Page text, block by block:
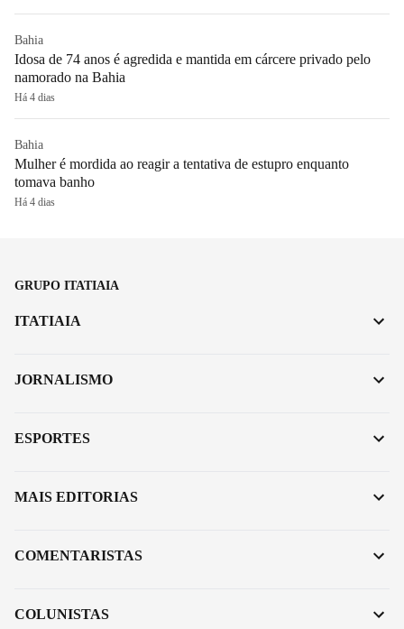
Bahia
Idosa de 74 anos é agredida e mantida em cárcere privado pelo
namorado na Bahia
Há 4 dias
Bahia
Mulher é mordida ao reagir a tentativa de estupro enquanto
tomava banho
Há 4 dias
GRUPO ITATIAIA
ITATIAIA
JORNALISMO
ESPORTES
MAIS EDITORIAS
COMENTARISTAS
COLUNISTAS